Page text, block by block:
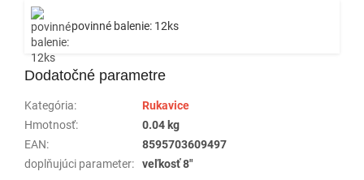
povinné balenie: 12ks
Dodatočné parametre
Kategória:
Rukavice
Hmotnosť:
0.04 kg
EAN:
8595703609497
doplňujúci parameter: veľkosť 8"